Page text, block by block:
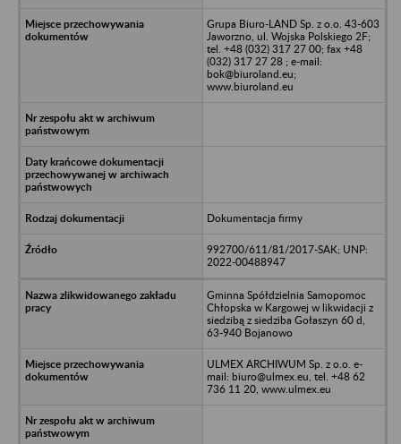
Grupa Biuro-LAND Sp. z o.o. 43-603
Jaworzno, ul. Wojska Polskiego 2F;
tel. +48 (032) 317 27 00; fax +48
(032) 317 27 28 ; e-mail:
bok@biuroland.eu;
www.biuroland.eu
Dokumentacja firmy
992700/611/81/2017-SAK; UNP:
2022-00488947
Gminna Spółdzielnia Samopomoc
Chłopska w Kargowej w likwidacji z
siedzibą z siedziba Gołaszyn 60 d,
63-940 Bojanowo
ULMEX ARCHIWUM Sp. z o.o. e-
mail: biuro@ulmex.eu, tel. +48 62
736 11 20, www.ulmex.eu